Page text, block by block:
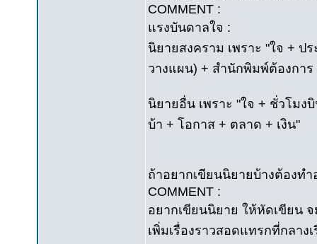
COMMENT :
แรงบันดาลใจ :
นิยายสงคราม เพราะ "ใจ +
วางแผน) + สำนักพิมพ์ต้องกา
นิยายอื่น เพราะ "ใจ + ชั่วโม
บ้า + โอกาส + ตลาด + เงิน"
ถ้าอยากเขียนนิยายบ้างต้องทำ
COMMENT :
อยากเขียนนิยาย ให้หัดเขียน
เพิ่มเรื่องราวสอดแทรกที่กลาง